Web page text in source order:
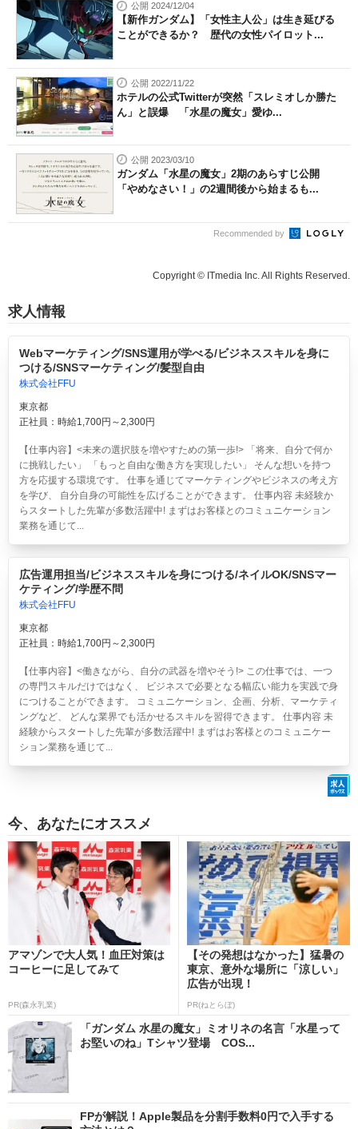
公開 2024/12/04
【新作ガンダム】「女性主人公」は生き延びる
ことができるか？ 歴代の女性パイロット...
公開 2022/11/22
ホテルの公式Twitterが突然「スレミオしか勝た
ん」と誤爆 「水星の魔女」愛ゆ...
公開 2023/03/10
ガンダム「水星の魔女」2期のあらすじ公開
「やめなさい！」の2週間後から始まるも...
Recommended by
Copyright © ITmedia Inc. All Rights Reserved.
求人情報
Webマーケティング/SNS運用が学べる/ビジネススキルを身に
つける/SNSマーケティング/髪型自由
株式会社FFU
東京都
正社員：時給1,700円～2,300円
【仕事内容】<未来の選択肢を増やすための第一歩!> 「将来、自分で何か
に挑戦したい」 「もっと自由な働き方を実現したい」 そんな想いを持つ
方を応援する環境です。 仕事を通じてマーケティングやビジネスの考え方
を学び、 自分自身の可能性を広げることができます。 仕事内容 未経験か
らスタートした先輩が多数活躍中! まずはお客様とのコミュニケーション
業務を通じて...
広告運用担当/ビジネススキルを身につける/ネイルOK/SNSマー
ケティング/学歴不問
株式会社FFU
東京都
正社員：時給1,700円～2,300円
【仕事内容】<働きながら、自分の武器を増やそう!> この仕事では、一つ
の専門スキルだけではなく、 ビジネスで必要となる幅広い能力を実践で身
につけることができます。 コミュニケーション、企画、分析、マーケティ
ングなど、 どんな業界でも活かせるスキルを習得できます。 仕事内容 未
経験からスタートした先輩が多数活躍中! まずはお客様とのコミュニケー
ション業務を通じて...
今、あなたにオススメ
アマゾンで大人気！血圧対策は
コーヒーに足してみて
PR(森永乳業)
【その発想はなかった】猛暑の
東京、意外な場所に「涼しい」
広告が出現！
PR(ねとらぼ)
「ガンダム 水星の魔女」ミオリネの名言「水星って
お堅いのね」Tシャツ登場 COS...
FPが解説！Apple製品を分割手数料0円で入手する